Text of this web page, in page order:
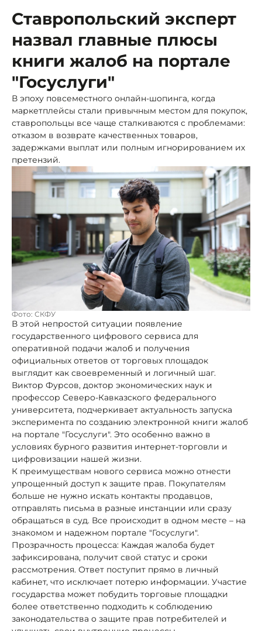
Ставропольский эксперт
назвал главные плюсы
книги жалоб на портале
"Госуслуги"
В эпоху повсеместного онлайн-шопинга, когда
маркетплейсы стали привычным местом для покупок,
ставропольцы все чаще сталкиваются с проблемами:
отказом в возврате качественных товаров,
задержками выплат или полным игнорированием их
претензий.
Фото: СКФУ
В этой непростой ситуации появление
государственного цифрового сервиса для
оперативной подачи жалоб и получения
официальных ответов от торговых площадок
выглядит как своевременный и логичный шаг.
Виктор Фурсов, доктор экономических наук и
профессор Северо-Кавказского федерального
университета, подчеркивает актуальность запуска
эксперимента по созданию электронной книги жалоб
на портале "Госуслуги". Это особенно важно в
условиях бурного развития интернет-торговли и
цифровизации нашей жизни.
К преимуществам нового сервиса можно отнести
упрощенный доступ к защите прав. Покупателям
больше не нужно искать контакты продавцов,
отправлять письма в разные инстанции или сразу
обращаться в суд. Все происходит в одном месте – на
знакомом и надежном портале "Госуслуги".
Прозрачность процесса: Каждая жалоба будет
зафиксирована, получит свой статус и сроки
рассмотрения. Ответ поступит прямо в личный
кабинет, что исключает потерю информации. Участие
государства может побудить торговые площадки
более ответственно подходить к соблюдению
законодательства о защите прав потребителей и